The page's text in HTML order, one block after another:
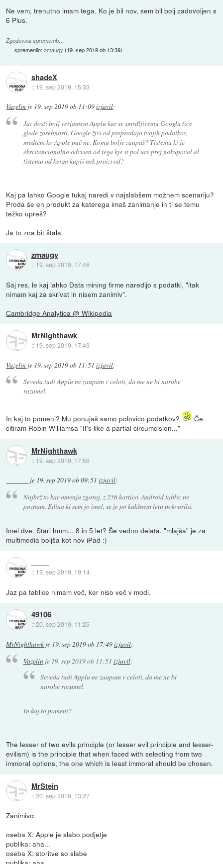
Ne vem, trenutno imam tega. Ko je bil nov, sem bil bolj zadovoljen s
6 Plus.
Zgodovina sprememb…
spremenilo:zmaugy (19. sep 2019 ob 13:39)
shadeX
:: 19. sep 2019, 15:33
Vazelin je 19. sep 2019 ob 11:09izjavil:
Jaz dosti bolj verjamem Applu kar se smrdljivemu Googlu tiče
glede zasebnosti. Google živi od preprodajo tvojih podatkov,
medtem ko Apple pač ne. Komu bolje zaupaš? Tistemu ki je
eksistencionalno odvisen od tega kje si pol ure prej nakupoval al
tistemu od kerga kupiš nek proizvod?
Kaj pa lahko Google tukaj naredi v najslabšem možnem scenariju?
Proda še en produkt za katerega imaš zanimanje in ti se temu
težko upreš?
Ja to zna bit štala.
zmaugy
:: 19. sep 2019, 17:46
Saj res, le kaj lahko Data mining firme naredijo s podatki, "itak
nimam kaj za skrivat in nisem zanimiv".
Cambridge Analytica @ Wikipedia
MrNighthawk
:: 19. sep 2019, 17:49
Vazelin je 19. sep 2019 ob 11:51 izjavil:
Seveda tudi Applu ne zaupam v celoti, da me ne bi narobe
razumel.
In kaj to pomeni? Mu ponujaš samo polovico podatkov?
Če
citiram Robin Williamsa "It's like a partial circumcision..."
MrNighthawk
:: 19. sep 2019, 17:59
je 19. sep 2019 ob 09:51 izjavil:
Najbrž to kar omenja zgoraj, z 256 kartico. Android tablic ne
poznam. Edina ki sem jo imel, se je po kakšnem letu pokvarila.
Imel dve. Stari hmm... 8 in 5 let? Še vedno delata. "mlajša" je za
multimedia boljša kot nov iPad :)
:: 19. sep 2019, 19:14
Jaz pa tablice nimam več, ker niso več v modi.
49106
::20. sep 2019, 11:25
MrNighthawk je 19. sep 2019 ob 17:49izjavil:
Vazelinje 19. sep 2019 ob 11:51 izjavil:
Seveda tudi Applu ne zaupam v celoti, da me ne bi
narobe razumel.
In kaj to pomeni?
The lesser of two evils principle (or lesser evil principle and lesser-
evilism) is the principle that when faced with selecting from two
immoral options, the one which is least immoral should be chosen.
MrStein
::20. sep 2019, 13:27
Zanimivo:
oseba X: Apple je slabo podjetje
publika: aha...
oseba X: storitve so slabe